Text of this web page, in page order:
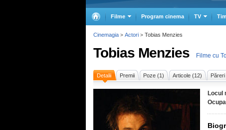
Filme Program cinema TV
Tobias Menzies Filme cu
Detalii Premii Poze (1) Articole (12) Păreri
Locul
Cinemagia > Actori > Tobias Menzies